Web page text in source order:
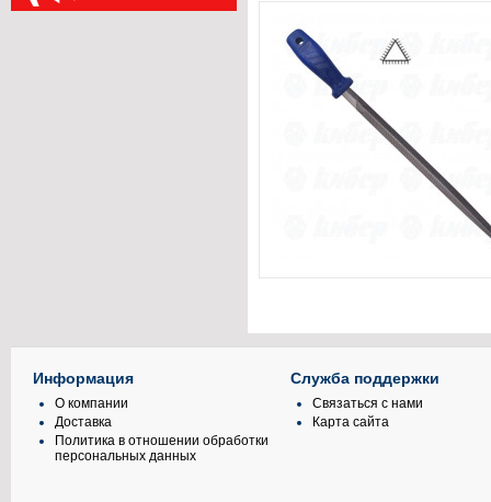
Информация
О компании
Доставка
Политика в отношении обработки
персональных данных
Служба поддержки
Связаться с нами
Карта сайта